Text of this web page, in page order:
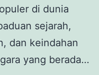
di dunia
sejarah,
dan keindahan
yang berada…